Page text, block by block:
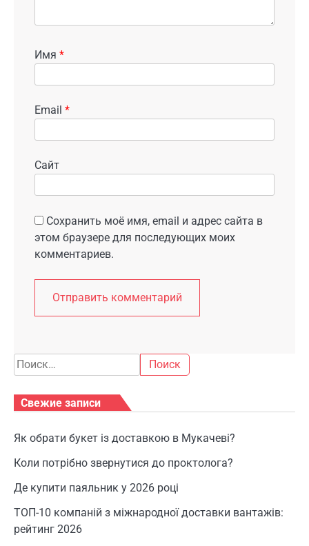
Имя *
Email *
Сайт
Сохранить моё имя, email и адрес сайта в
этом браузере для последующих моих
комментариев.
Найти:
Свежие записи
Як обрати букет із доставкою в Мукачеві?
Коли потрібно звернутися до проктолога?
Де купити паяльник у 2026 році
ТОП-10 компаній з міжнародної доставки вантажів:
рейтинг 2026